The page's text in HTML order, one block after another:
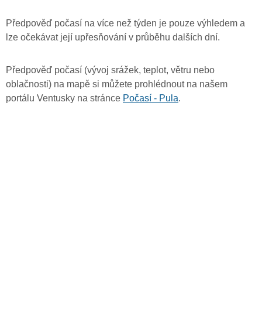
Předpověď počasí na více než týden je pouze výhledem a
lze očekávat její upřesňování v průběhu dalších dní.
Předpověď počasí (vývoj srážek, teplot, větru nebo
oblačnosti) na mapě si můžete prohlédnout na našem
portálu Ventusky na stránce Počasí - Pula.